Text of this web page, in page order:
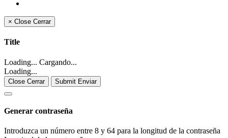
× Close Cerrar
Title
Loading... Cargando...
Loading...
Close Cerrar Submit Enviar
Generar contraseña
Introduzca un número entre 8 y 64 para la longitud de la contraseña